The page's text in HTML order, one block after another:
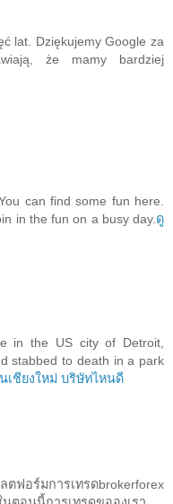
lat. Dziękujemy Google za
że mamy bardziej
can find some fun here.
in the fun on a busy day. ดู
in the US city of Detroit,
stabbed to death in a park
เชียงใหม่ บริษัทไหนดี
ตฟอร์มการเทรดbrokerforex